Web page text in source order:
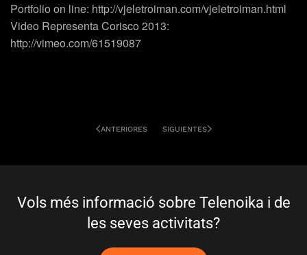
Portfolio on line: http://vjeletroiman.com/vjeletroiman.html
Video Representa Corisco 2013:
http://vimeo.com/61519087
ANTERIORES SIGUIENTES
Vols més informació sobre Telenoika i de
les seves activitats?